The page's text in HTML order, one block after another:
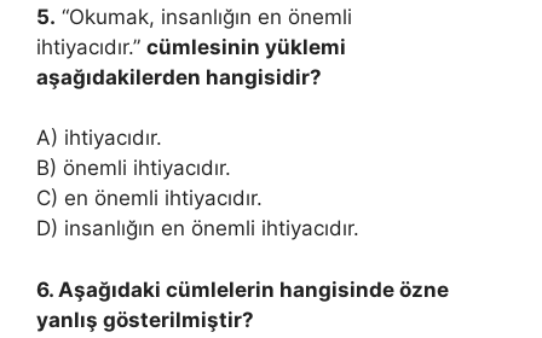
5. “Okumak, insanlığın en önemli
ihtiyacıdır.” cümlesinin yüklemi
aşağıdakilerden hangisidir?
A) ihtiyacıdır.
B) önemli ihtiyacıdır.
C) en önemli ihtiyacıdır.
D) insanlığın en önemli ihtiyacıdır.
6. Aşağıdaki cümlelerin hangisinde özne
yanlış gösterilmiştir?